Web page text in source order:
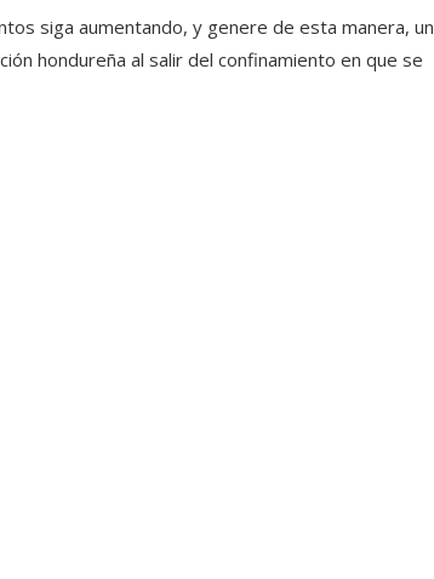
siga aumentando, y genere de esta manera, un
hondureña al salir del confinamiento en que se